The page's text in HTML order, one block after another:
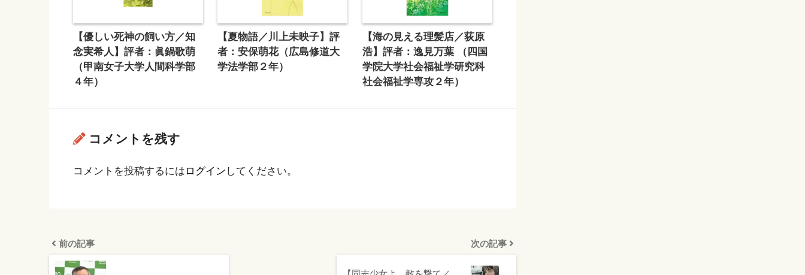
【優しい死神の飼い方／知
念実希人】評者：眞鍋歌萌
（甲南女子大学人間科学部
４年）
【夏物語／川上未映子】評
者：安保萌花（広島修道大
学法学部２年）
【海の見える理髪店／荻原
浩】評者：逸見万葉 （四国
学院大学社会福祉学研究科
社会福祉学専攻２年）
コメントを残す
コメントを投稿するには ログイン してください。
前の記事 次の記事